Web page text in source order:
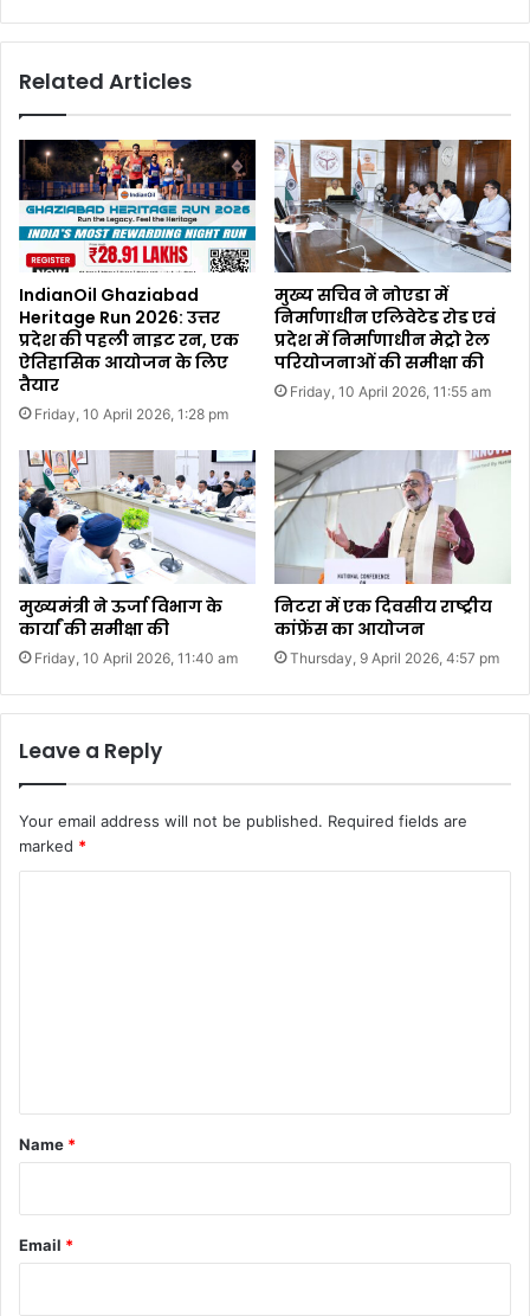
Related Articles
IndianOil Ghaziabad
Heritage Run 2026: उत्तर
प्रदेश की पहली नाइट रन, एक
ऐतिहासिक आयोजन के लिए
तैयार
Friday, 10 April 2026, 1:28 pm
मुख्य सचिव ने नोएडा में
निर्माणाधीन एलिवेटेड रोड एवं
प्रदेश में निर्माणाधीन मेट्रो रेल
परियोजनाओं की समीक्षा की
Friday, 10 April 2026, 11:55 am
मुख्यमंत्री ने ऊर्जा विभाग के
कार्यां की समीक्षा की
Friday, 10 April 2026, 11:40 am
निटरा में एक दिवसीय राष्ट्रीय
कांफ्रेंस का आयोजन
Thursday, 9 April 2026, 4:57 pm
Leave a Reply
Your email address will not be published. Required fields are
marked *
*
Name *
Email *